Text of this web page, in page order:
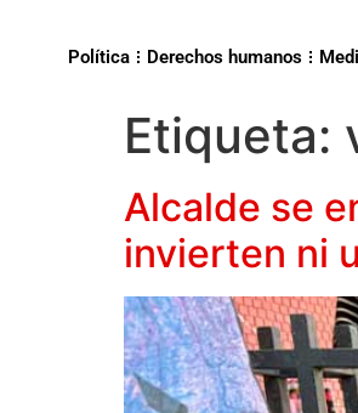
Política Derechos humanos
Etiqueta:
Alcalde se
invierten ni